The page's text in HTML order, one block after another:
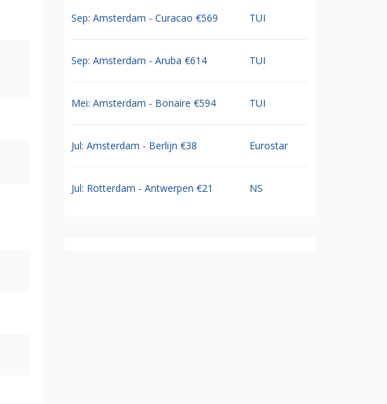
Sep: Amsterdam - Curacao €569 TUI
Sep: Amsterdam - Aruba €614 TUI
Mei: Amsterdam - Bonaire €594 TUI
Jul: Amsterdam - Berlijn €38 Eurostar
Jul: Rotterdam - Antwerpen €21 NS